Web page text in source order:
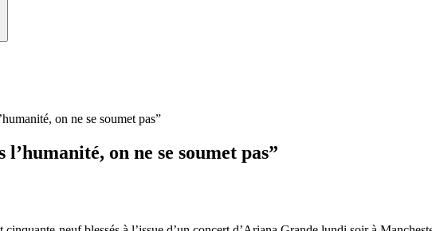
on ne se soumet pas”
on ne se soumet pas”